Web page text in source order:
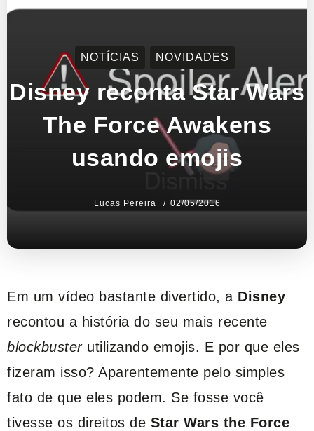
NOTÍCIAS NOVIDADES
Disney reconta Star Wars
The Force Awakens
usando emojis
Lucas Pereira 02/05/2016
Em um vídeo bastante divertido, a Disney
recontou a história do seu mais recente
blockbusterutilizando emojis. E por que eles
fizeram isso? Aparentemente pelo simples
fato de que eles podem. Se fosse você
tivesse os direitos de Star Wars the Force